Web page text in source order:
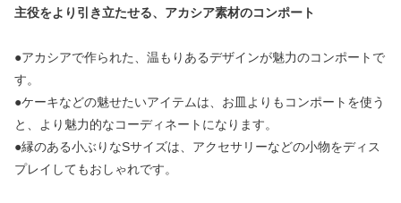
主役をより引き立たせる、アカシア素材のコンポート
●アカシアで作られた、温もりあるデザインが魅力のコンポートで
す。
●ケーキなどの魅せたいアイテムは、お皿よりもコンポートを使う
と、より魅力的なコーディネートになります。
●縁のある小ぶりなSサイズは、アクセサリーなどの小物をディス
プレイしてもおしゃれです。